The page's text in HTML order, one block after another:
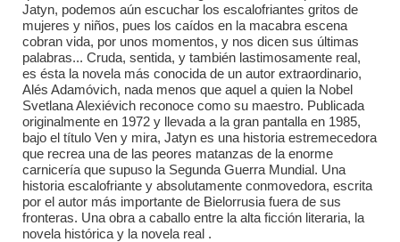
Jatyn, podemos aún escuchar los escalofriantes gritos de
mujeres y niños, pues los caídos en la macabra escena
cobran vida, por unos momentos, y nos dicen sus últimas
palabras... Cruda, sentida, y también lastimosamente real,
es ésta la novela más conocida de un autor extraordinario,
Alés Adamóvich, nada menos que aquel a quien la Nobel
Svetlana Alexiévich reconoce como su maestro. Publicada
originalmente en 1972 y llevada a la gran pantalla en 1985,
bajo el título Ven y mira, Jatyn es una historia estremecedora
que recrea una de las peores matanzas de la enorme
carnicería que supuso la Segunda Guerra Mundial. Una
historia escalofriante y absolutamente conmovedora, escrita
por el autor más importante de Bielorrusia fuera de sus
fronteras. Una obra a caballo entre la alta ficción literaria, la
novela histórica y la novela real .